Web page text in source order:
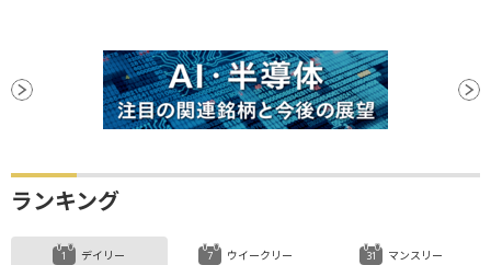
ランキング
デイリー ウイークリー マンスリー